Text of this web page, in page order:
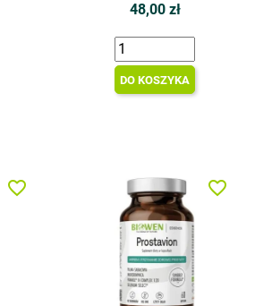
48,00 zł
DO KOSZYKA
favorite_border favorite_border